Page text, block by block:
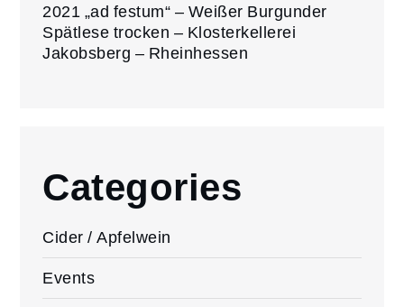
2021 „ad festum“ – Weißer Burgunder
Spätlese trocken – Klosterkellerei
Jakobsberg – Rheinhessen
Categories
Cider / Apfelwein
Events